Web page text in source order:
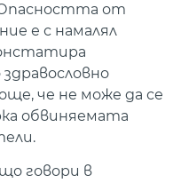
Опасността от
е с намалял
че не може да се
обвиняемата
говори в